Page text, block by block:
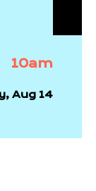
10am
Aug 14